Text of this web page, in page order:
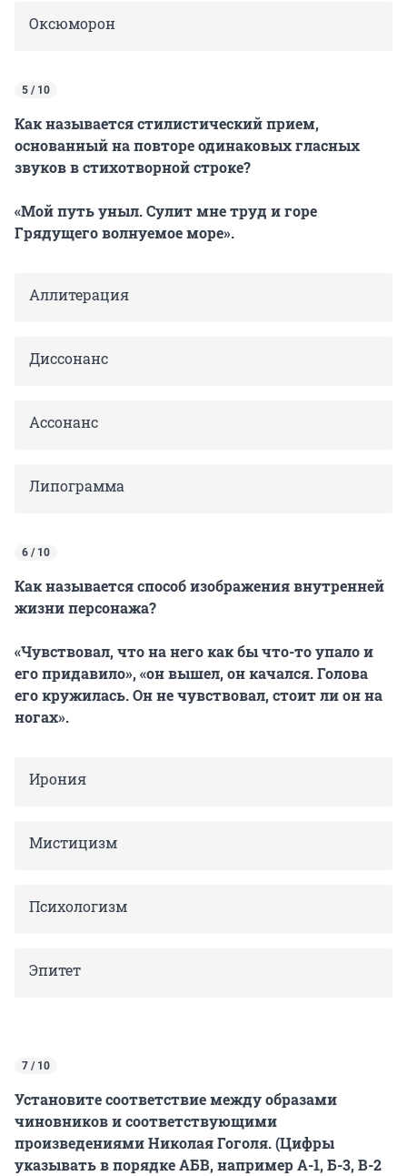
Оксюморон
5 / 10
Как называется стилистический прием,
основанный на повторе одинаковых гласных
звуков в стихотворной строке?
«Мой путь уныл. Сулит мне труд и горе
Грядущего волнуемое море».
Аллитерация
Диссонанс
Ассонанс
Липограмма
6 / 10
Как называется способ изображения внутренней
жизни персонажа?
«Чувствовал, что на него как бы что-то упало и
его придавило», «он вышел, он качался. Голова
его кружилась. Он не чувствовал, стоит ли он на
ногах».
Ирония
Мистицизм
Психологизм
Эпитет
7 / 10
Установите соответствие между образами
чиновников и соответствующими
произведениями Николая Гоголя. (Цифры
указывать в порядке АБВ, например А-1, Б-3, В-2